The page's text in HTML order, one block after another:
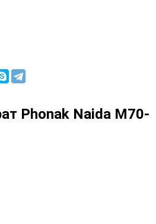
Phonak Naida M70-